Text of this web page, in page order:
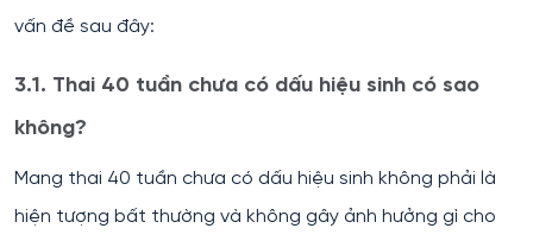
vấn đề sau đây:
3.1. Thai 40 tuần chưa có dấu hiệu sinh có sao
không?
Mang thai 40 tuần chưa có dấu hiệu sinh không phải là
hiện tượng bất thường và không gây ảnh hưởng gì cho